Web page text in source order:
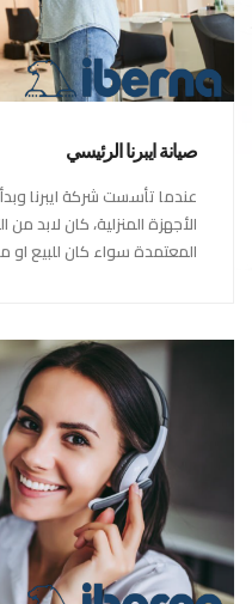
صيانة ايبرنا الرئيسي
عندما تأسست شركة ايبرنا
الأجهزة المنزلية، كان لابد
المعتمدة سواء كان للبيع او